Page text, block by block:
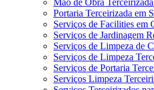
Mão de Obra
Portaria Terceirizada em
Serviços de Facilities em
Serviços de Jardinagem
Serviços de Limpeza de
Serviços de Limpeza
Serviços de Portaria
Serviços Limpeza